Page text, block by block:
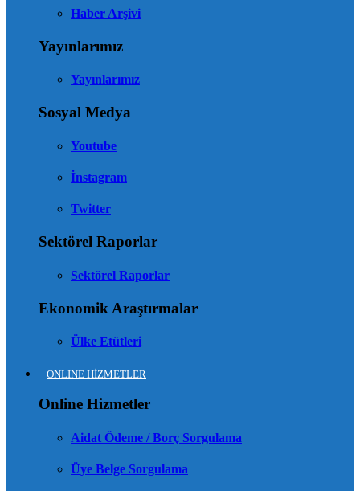
Haber Arşivi
Yayınlarımız
Yayınlarımız
Sosyal Medya
Youtube
İnstagram
Twitter
Sektörel Raporlar
Sektörel Raporlar
Ekonomik Araştırmalar
Ülke Etütleri
ONLINE HİZMETLER
Online Hizmetler
Aidat Ödeme / Borç Sorgulama
Üye Belge Sorgulama